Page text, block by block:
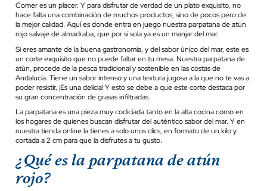
Comer es un placer. Y para disfrutar de verdad de un plato exquisito, no
hace falta una combinación de muchos productos, sino de pocos pero de
la mejor calidad. Aquí es donde entra en juego nuestra parpatana de atún
rojo salvaje de almadraba, que por sí sola ya es un manjar del mar.
Si eres amante de la buena gastronomía, y del sabor único del mar, este es
un corte exquisito que no puede faltar en tu mesa. Nuestra parpatana de
atún, procede de la pesca tradicional y sostenible en las costas de
Andalucía. Tiene un sabor intenso y una textura jugosa a la que no te vas a
poder resistir, ¡Es una delicia! Y esto se debe a que este corte destaca por
su gran concentración de grasas infiltradas.
La parpatana es una pieza muy codiciada tanto en la alta cocina como en
los hogares de quienes buscan disfrutar del auténtico sabor del mar. Y en
nuestra tienda online la tienes a solo unos clics, en formato de un kilo y
cortada a 2 cm para que la disfrutes a tu gusto.
¿Qué es la parpatana de atún
rojo?